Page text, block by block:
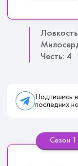
Честь: 4
Подпишись
последних
Сезон